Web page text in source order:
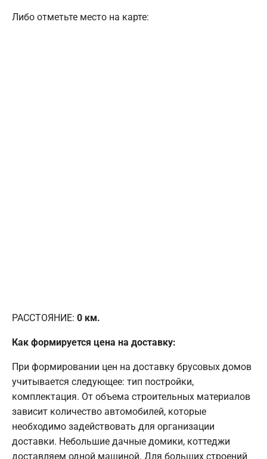
Либо отметьте место на карте:
РАССТОЯНИЕ: 0 км.
Как формируется цена на доставку:
При формировании цен на доставку брусовых домов
учитывается следующее: тип постройки,
комплектация. От объема строительных материалов
зависит количество автомобилей, которые
необходимо задействовать для организации
доставки. Небольшие дачные домики, коттеджи
доставляем одной машиной. Для больших строений